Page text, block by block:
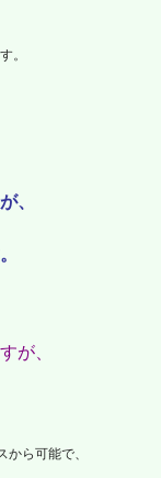
。
、
が、
から可能で、